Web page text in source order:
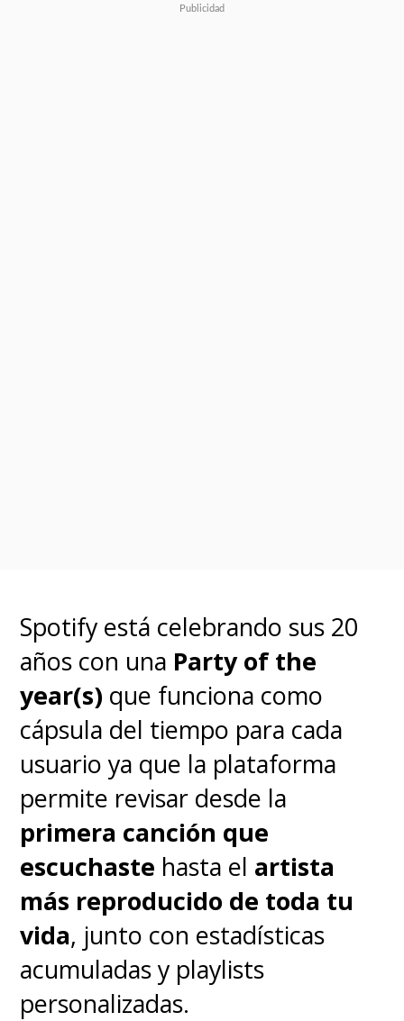
Spotify está celebrando sus 20
años con una Party of the
year(s) que funciona como
cápsula del tiempo para cada
usuario ya que la plataforma
permite revisar desde la
primera canción que
escuchaste hasta el artista
más reproducido de toda tu
vida, junto con estadísticas
acumuladas y playlists
personalizadas.